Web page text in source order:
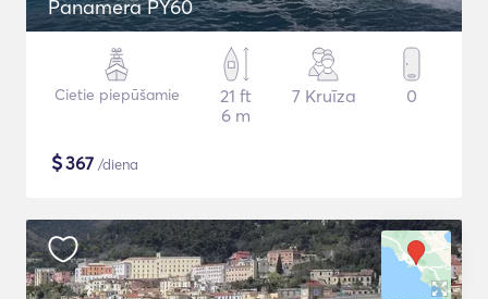
Panamera PY60
Cietie piepūšamie
21 ft
6 m
7 Kruīza 0
$367 /diena